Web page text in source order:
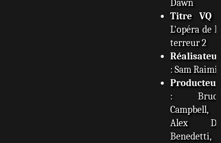
Dawn
Titre VQ:
L'opéra de la
terreur 2
Réalisateur
: Sam Raimi
Producteur
: Bruce
Campbell,
Alex De
Benedetti,